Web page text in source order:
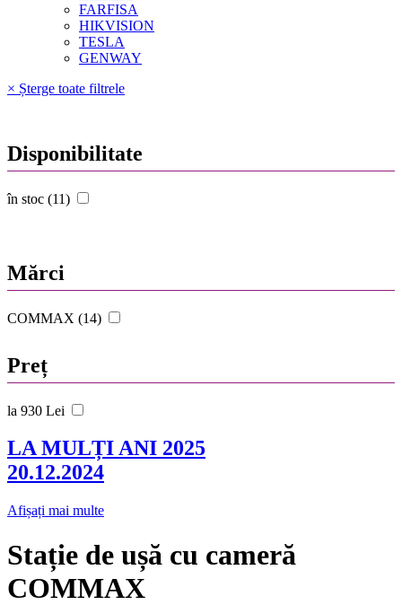
FARFISA
HIKVISION
TESLA
GENWAY
× Șterge toate filtrele
Disponibilitate
în stoc (11)
Mărci
COMMAX (14)
Preț
la 930 Lei
LA MULȚI ANI 2025
20.12.2024
Afișați mai multe
Stație de ușă cu cameră
COMMAX